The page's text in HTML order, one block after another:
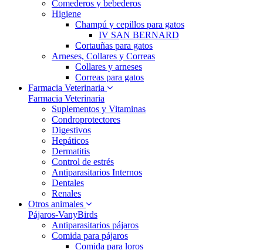
Comederos y bebederos
Higiene
Champú y cepillos para gatos
IV SAN BERNARD
Cortauñas para gatos
Arneses, Collares y Correas
Collares y arneses
Correas para gatos
Farmacia Veterinaria
Farmacia Veterinaria
Suplementos y Vitaminas
Condroprotectores
Digestivos
Hepáticos
Dermatitis
Control de estrés
Antiparasitarios Internos
Dentales
Renales
Otros animales
Pájaros-VanyBirds
Antiparasitarios pájaros
Comida para pájaros
Comida para loros